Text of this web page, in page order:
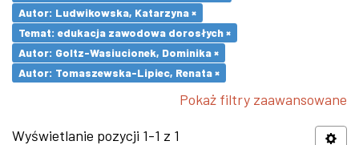
Autor: Ludwikowska, Katarzyna ×
Temat: edukacja zawodowa dorosłych ×
Autor: Goltz-Wasiucionek, Dominika ×
Autor: Tomaszewska-Lipiec, Renata ×
Pokaż filtry zaawansowane
Wyświetlanie pozycji 1-1 z 1